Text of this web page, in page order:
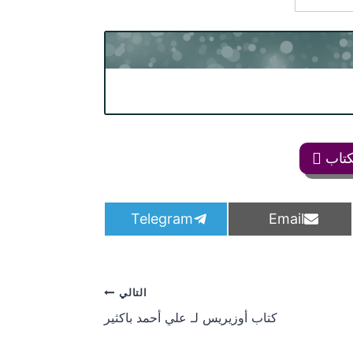
S
h
Email
S
h
Telegram
التالي
كتاب أوزيريس لـ علي أحمد باكثير